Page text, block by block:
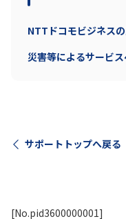
NTTドコモビジネス
災害等によるサービ
サポートトップへ戻る
[No.pid3600000001]